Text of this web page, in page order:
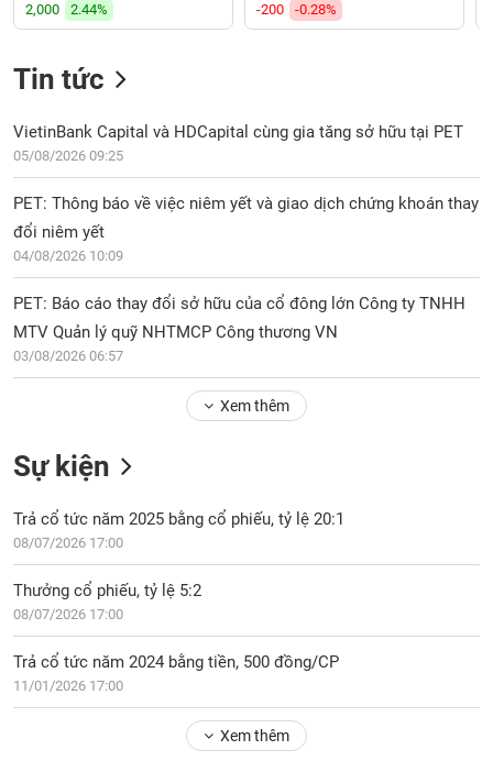
ký
Danh
mục
Cổ
phiếu
chi
tiết
quan
Giao
dịch
tích
thuật
Hồ
doanh
nghiệp
Tin
tức
2,000
2.44%
-200
-0.28%
Tin tức
VietinBank Capital và HDCapital cùng gia tăng sở hữu tại PET
05/08/2026 09:25
PET: Thông báo về việc niêm yết và giao dịch chứng khoán thay
đổi niêm yết
04/08/2026 10:09
PET: Báo cáo thay đổi sở hữu của cổ đông lớn Công ty TNHH
MTV Quản lý quỹ NHTMCP Công thương VN
03/08/2026 06:57
Xem thêm
Sự kiện
Trả cổ tức năm 2025 bằng cổ phiếu, tỷ lệ 20:1
08/07/2026 17:00
Thưởng cổ phiếu, tỷ lệ 5:2
08/07/2026 17:00
Trả cổ tức năm 2024 bằng tiền, 500 đồng/CP
11/01/2026 17:00
Xem thêm
XUẤT
TIN
MỚI
Ngành
(-)
VS-
SECTOR
LƯỢNG
NGUYÊN
VẬT
LIỆU